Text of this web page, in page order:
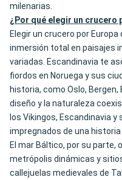
milenarias.
¿Por qué elegir un crucero
Elegir un crucero por
inmersión total en paisajes
variadas. Escandinavia te
fiordos en Noruega y sus
historia, como Oslo, Bergen,
diseño y la naturaleza
los Vikingos, Escandinavia
impregnados de una
El mar Báltico, por su
metrópolis dinámicas y
callejuelas medievales de